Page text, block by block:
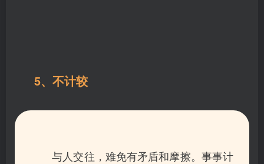
5、不计较
与人交往，难免有矛盾和摩擦。事事计